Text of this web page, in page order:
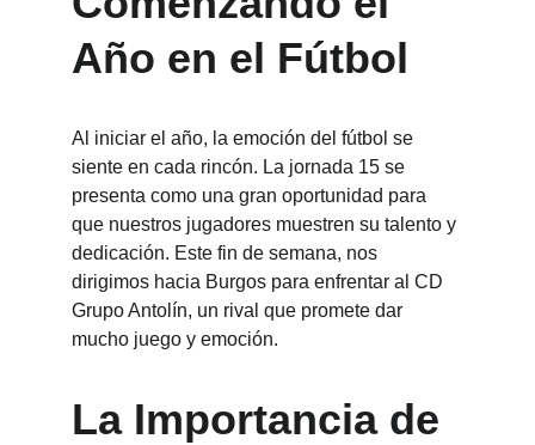
Año en el Fútbol
Al iniciar el año, la emoción del fútbol se
siente en cada rincón. La jornada 15 se
presenta como una gran oportunidad para
que nuestros jugadores muestren su talento y
dedicación. Este fin de semana, nos
dirigimos hacia Burgos para enfrentar al CD
Grupo Antolín, un rival que promete dar
mucho juego y emoción.
La Importancia de